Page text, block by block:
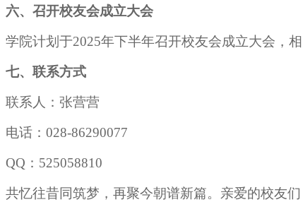
六、召开校友会成立大会
学院计划于2025年下半年召开校友会成立大会，
七、联系方式
联系人：张营营
电话：028-86290077
QQ：525058810
共忆往昔同筑梦，再聚今朝谱新篇。亲爱的校友